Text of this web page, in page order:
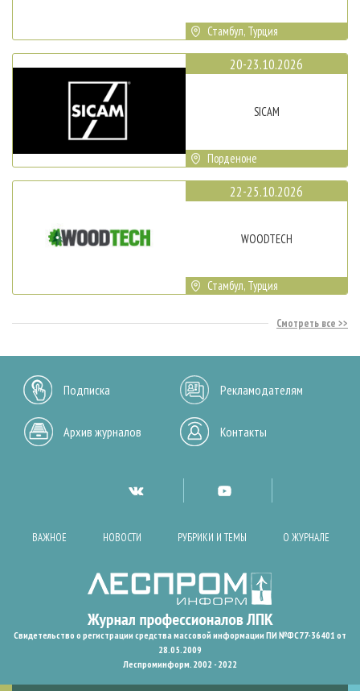
Стамбул, Турция
20-23.10.2026
SICAM
Порденоне
22-25.10.2026
WOODTECH
Стамбул, Турция
Смотреть все
Подписка Рекламодателям
Архив журналов Контакты
ВАЖНОЕ НОВОСТИ РУБРИКИ И ТЕМЫ О ЖУРНАЛЕ
Свидетельство о регистрации средства массовой информации ПИ №ФС77-36401 от
28.05.2009
Леспроминформ. 2002 - 2022